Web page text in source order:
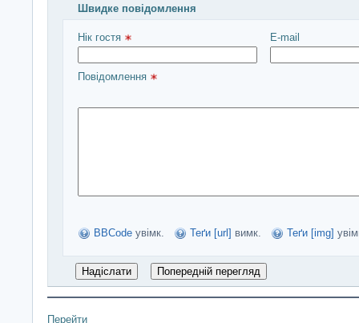
Швидке повідомлення
Введіть повідомлення і натисніть Надіслати
Нік гостя E-mail
Повідомлення
BBCode увімк. Теґи [url] вимк. Теґи [img]
Перейти